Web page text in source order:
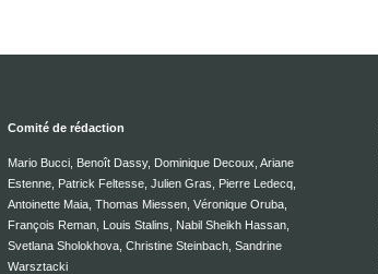
Comité de rédaction
Mario Bucci, Benoît Dassy, Dominique Decoux, Ariane
Estenne, Patrick Feltesse, Julien Gras, Pierre Ledecq,
Antoinette Maia, Thomas Miessen, Véronique Oruba,
François Reman, Louis Stalins, Nabil Sheikh Hassan,
Svetlana Sholokhova, Christine Steinbach, Sandrine
Warsztacki